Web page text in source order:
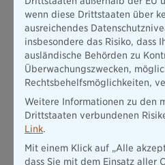
wenn diese Drittstaaten über
ausreichendes
insbesondere das Risiko, dass
ausländische Behörden zu
Überwachungszwecken,
Rechtsbehelfsmöglichkeiten,
Weitere Informationen zu den
Drittstaaten verbundenen
Link.
Mit einem Klick auf „Alle
dass Sie mit dem Einsatz aller